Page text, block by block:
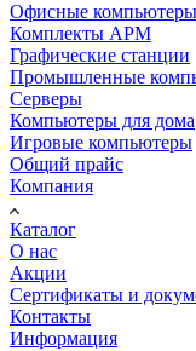
Офисные компьютеры
Комплекты АРМ
Графические станции
Промышленные
Серверы
Компьютеры для дома
Игровые компьютеры
Общий прайс
Компания
Каталог
О нас
Акции
Сертификаты и
Контакты
Информация